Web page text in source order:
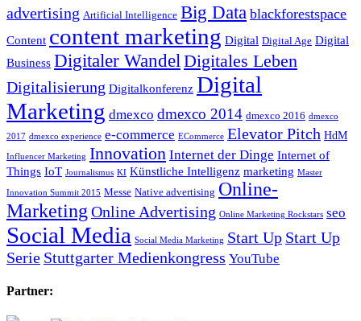
advertising Artificial Intelligence Big Data blackforestspace
Content content marketing Digital Digital Age Digital
Business Digitaler Wandel Digitales Leben
Digitalisierung Digitalkonferenz Digital
Marketing dmexco dmexco 2014 dmexco 2016 dmexco
2017 dmexco experience e-commerce ECommerce Elevator Pitch HdM
Influencer Marketing Innovation Internet der Dinge Internet of
Things IoT Journalismus KI Künstliche Intelligenz marketing Master
Innovation Summit 2015 Messe Native advertising Online-
Marketing Online Advertising Online Marketing Rockstars seo
Social Media Social Media Marketing Start Up Start Up
Serie Stuttgarter Medienkongress YouTube
Partner: